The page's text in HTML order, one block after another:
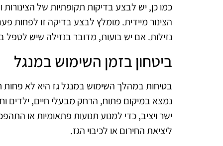
כמו כן, יש לבצע בדיקות תקופתיות של
הצינור מיידית. מומלץ לבצע בדיקה זו
נזילות. אם יש בועות, מדובר בנזילה שיש לטפל
ביטחון בזמן השימוש במנגל
בטיחות במהלך השימוש במנגל גז היא לא
נמצא במיקום פתוח, הרחק מבעלי חיים,
ישר ויציב, כדי למנוע תנועות פתאומיות או
ליציאת החירום או לכיבוי הגז.